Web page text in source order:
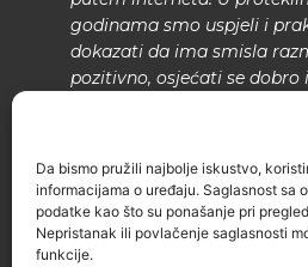
Da bismo pružili najbolje iskustvo,
informacijama o uređaju. Saglasnost sa
podatke kao što su ponašanje pri
Nepristanak ili povlačenje saglasnosti
funkcije.
godinama smo uspjeli i
dokazati da ima smisla
pozitivno, osjećati se dobro
narodne muzike..